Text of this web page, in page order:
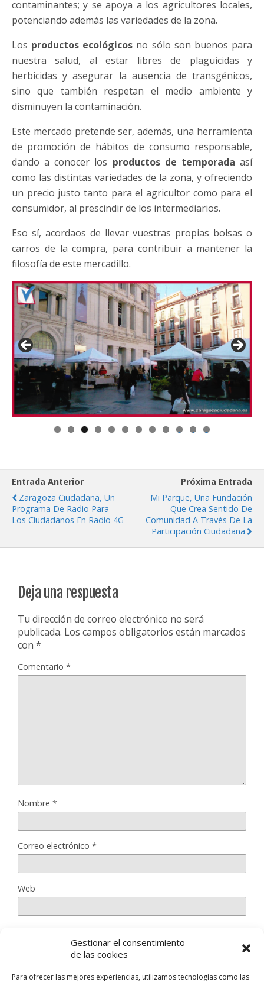
Gestionar el consentimiento
de las cookies
Para ofrecer las mejores experiencias, utilizamos tecnologías como las
contaminantes; y se apoya a los agricultores locales,
potenciando además las variedades de la zona.
Los productos ecológicos no sólo son buenos para
nuestra salud, al estar libres de plaguicidas y
herbicidas y asegurar la ausencia de transgénicos,
sino que también respetan el medio ambiente y
disminuyen la contaminación.
Este mercado pretende ser, además, una herramienta
de promoción de hábitos de consumo responsable,
dando a conocer los productos de temporada así
como las distintas variedades de la zona, y ofreciendo
un precio justo tanto para el agricultor como para el
consumidor, al prescindir de los intermediarios.
Eso sí, acordaos de llevar vuestras propias bolsas o
carros de la compra, para contribuir a mantener la
filosofía de este mercadillo.
0 1 2
Entrada Anterior
Zaragoza Ciudadana, Un
Programa De Radio Para
Los Ciudadanos En Radio 4G
Próxima Entrada
Mi Parque, Una Fundación
Que Crea Sentido De
Comunidad A Través De La
Participación Ciudadana
Deja una respuesta
Tu dirección de correo electrónico no será
publicada. Los campos obligatorios están marcados
con *
Comentario *
Nombre *
Correo electrónico *
Web
Guarda mi nombre, correo electrónico y web en este
navegador para la próxima vez que comente.